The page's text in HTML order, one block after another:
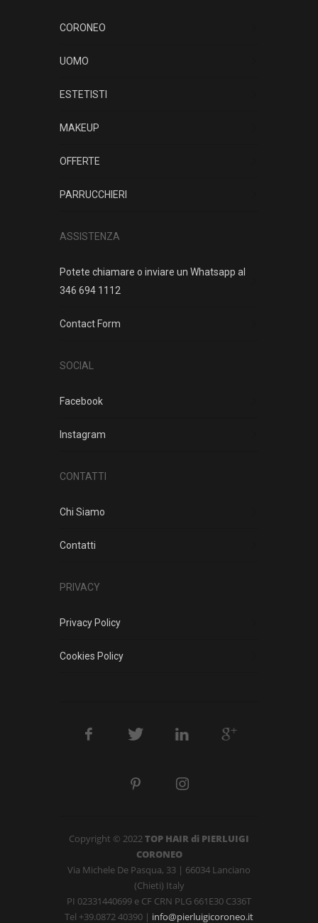
CORONEO
UOMO
ESTETISTI
MAKEUP
OFFERTE
PARRUCCHIERI
ASSISTENZA
Potete chiamare o inviare un Whatsapp al
346 694 1112
Contact Form
SOCIAL
Facebook
Instagram
CONTATTI
Chi Siamo
Contatti
PRIVACY
Privacy Policy
Cookies Policy
Copyright © 2022TOP HAIR di PIERLUIGI
CORONEO
Via Michele De Pasqua, 33 | 66034 Lanciano
(Chieti) Italy
PI 02331440699 e CF CRN PLG 661E30 C336T
Tel +39.0872 40390 | info@pierluigicoroneo.it